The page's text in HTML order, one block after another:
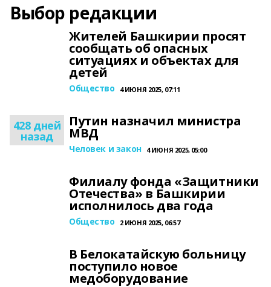
Выбор редакции
Жителей Башкирии просят
сообщать об опасных
ситуациях и объектах для
детей
Общество 4 ИЮНЯ 2025, 07:11
428 дней
назад
Путин назначил министра
МВД
Человек и закон 4 ИЮНЯ 2025, 05:00
Филиалу фонда «Защитники
Отечества» в Башкирии
исполнилось два года
Общество 2 ИЮНЯ 2025, 06:57
В Белокатайскую больницу
поступило новое
медоборудование